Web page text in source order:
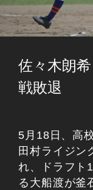
佐々木朗
戦敗退
5月18日、高
田村ライジン
れ、ドラフト
る大船渡が釜